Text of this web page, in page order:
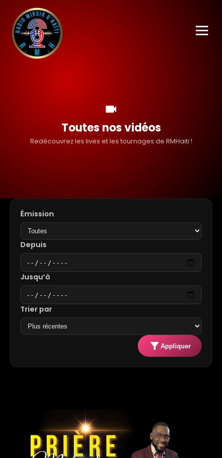
videocam
Toutes nos vidéos
Redécouvrez les lives et les tournages de RMHaiti !
Émission
Depuis
Jusqu’à
Trier par
filter_alt Appliquer